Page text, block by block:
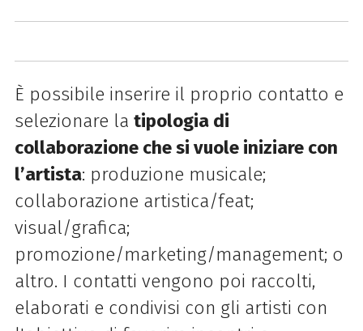
È possibile inserire il proprio contatto e
selezionare la tipologia di
collaborazione che si vuole iniziare con
l’artista: produzione musicale;
collaborazione artistica/feat;
visual/grafica;
promozione/marketing/management; o
altro. I contatti vengono poi raccolti,
elaborati e condivisi con gli artisti con